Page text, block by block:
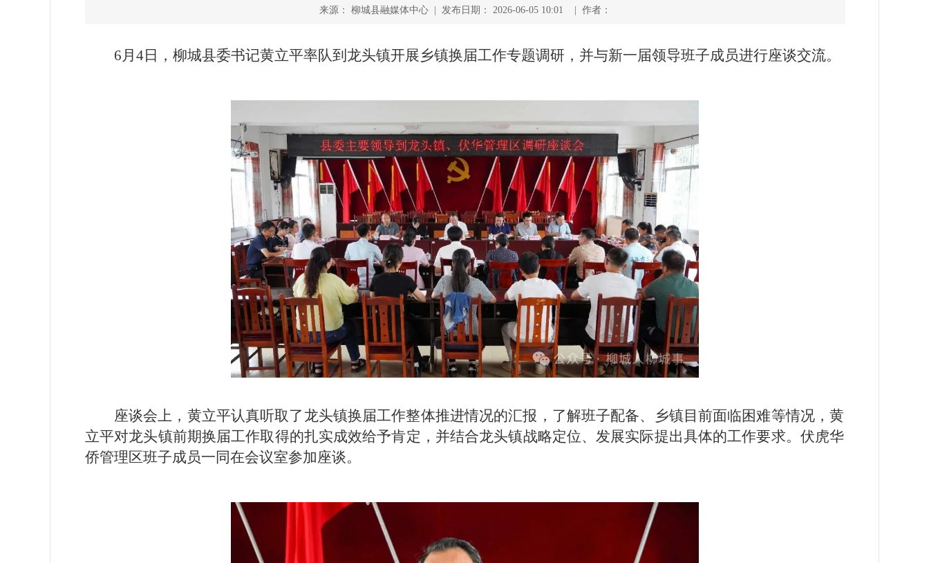
来源： 柳城县融媒体中心 | 发布日期： 2026-06-05 10:01 | 作者：
6月4日，柳城县委书记黄立平率队到龙头镇开展乡镇换届工作专题调研，并与新一届领导班子成员进行座谈交流。
座谈会上，黄立平认真听取了龙头镇换届工作整体推进情况的汇报，了解班子配备、乡镇目前面临困难等情况，黄
立平对龙头镇前期换届工作取得的扎实成效给予肯定，并结合龙头镇战略定位、发展实际提出具体的工作要求。伏虎华
侨管理区班子成员一同在会议室参加座谈。